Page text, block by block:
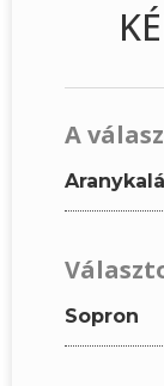
A
Sopron